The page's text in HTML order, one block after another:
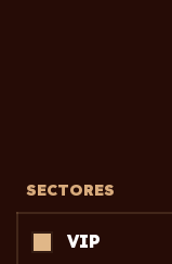
SECTORES
VIP